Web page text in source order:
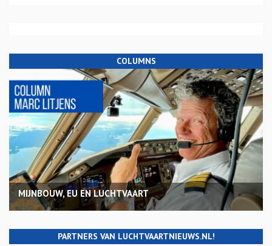
COLUMNS
MIJNBOUW, EU EN LUCHTVAART
PARTNERS VAN LUCHTVAARTNIEUWS.NL!